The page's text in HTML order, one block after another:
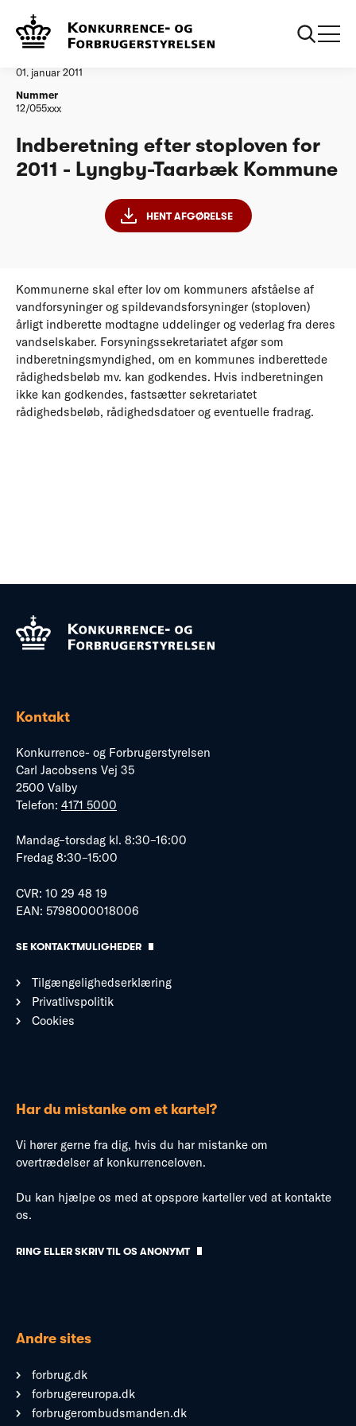
Vandtilsyn
01. januar 2011
Nummer
12/055xxx
Indberetning efter stoploven for
2011 - Lyngby-Taarbæk Kommune
HENT AFGØRELSE
Kommunerne skal efter lov om kommuners afståelse af
vandforsyninger og spildevandsforsyninger (stoploven)
årligt indberette modtagne uddelinger og vederlag fra deres
vandselskaber. Forsyningssekretariatet afgør som
indberetningsmyndighed, om en kommunes indberettede
rådighedsbeløb mv. kan godkendes. Hvis indberetningen
ikke kan godkendes, fastsætter sekretariatet
rådighedsbeløb, rådighedsdatoer og eventuelle fradrag.
Kontakt
Konkurrence- og Forbrugerstyrelsen
Carl Jacobsens Vej 35
2500 Valby
Telefon: 4171 5000
Mandag–torsdag kl. 8:30–16:00
Fredag 8:30–15:00
CVR: 10 29 48 19
EAN: 5798000018006
SE KONTAKTMULIGHEDER
Tilgængelighedserklæring
Privatlivspolitik
Cookies
Har du mistanke om et kartel?
Vi hører gerne fra dig, hvis du har mistanke om
overtrædelser af konkurrenceloven.
Du kan hjælpe os med at opspore karteller ved at kontakte
os.
RING ELLER SKRIV TIL OS ANONYMT
Andre sites
forbrug.dk
forbrugereuropa.dk
forbrugerombudsmanden.dk